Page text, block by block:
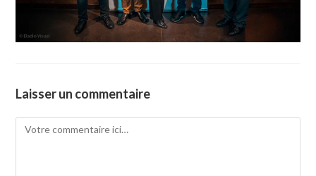
Laisser un commentaire